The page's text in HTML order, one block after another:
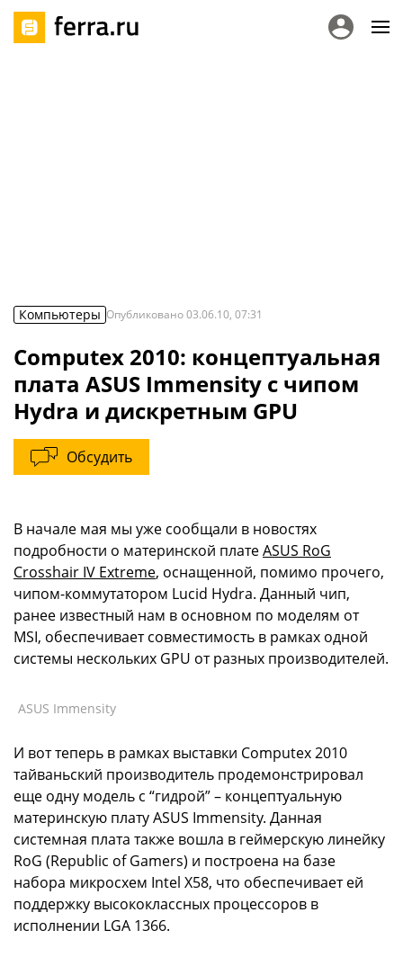
Компьютеры Опубликовано03.06.10, 07:31
Computex 2010: концептуальная
плата ASUS Immensity с чипом
Hydra и дискретным GPU
Обсудить
В начале мая мы уже сообщали в новостях
подробности о материнской платеASUS RoG
Crosshair IV Extreme, оснащенной, помимо прочего,
чипом-коммутатором Lucid Hydra. Данный чип,
ранее известный нам в основном по моделям от
MSI, обеспечивает совместимость в рамках одной
системы нескольких GPU от разных производителей.
ASUS Immensity
И вот теперь в рамках выставки Computex 2010
тайваньский производитель продемонстрировал
еще одну модель с “гидрой” – концептуальную
материнскую плату ASUS Immensity. Данная
системная плата также вошла в геймерскую линейку
RoG (Republic of Gamers) и построена на базе
набора микросхем Intel X58, что обеспечивает ей
поддержку высококлассных процессоров в
исполнении LGA 1366.